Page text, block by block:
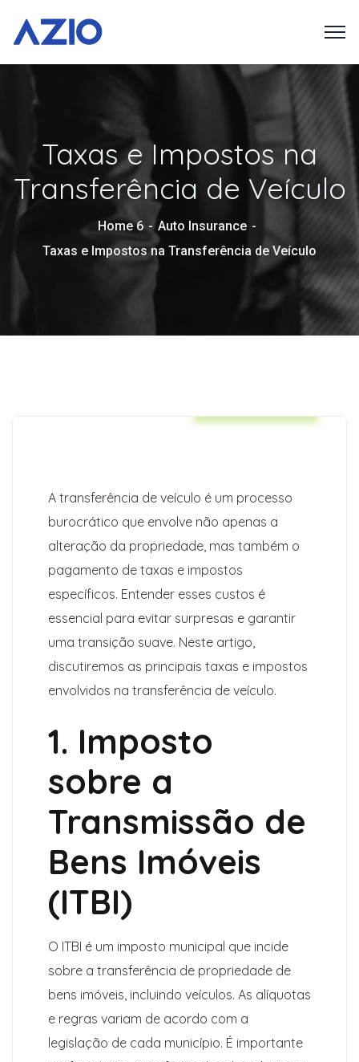
Taxas e Impostos na
Transferência de Veículo
Home 6
Auto Insurance
Taxas e Impostos na Transferência de Veículo
A transferência de veículo é um processo
burocrático que envolve não apenas a
alteração da propriedade, mas também o
pagamento de taxas e impostos
específicos. Entender esses custos é
essencial para evitar surpresas e garantir
uma transição suave. Neste artigo,
discutiremos as principais taxas e impostos
envolvidos na transferência de veículo.
1. Imposto
sobre a
Transmissão de
Bens Imóveis
(ITBI)
O ITBI é um imposto municipal que incide
sobre a transferência de propriedade de
bens imóveis, incluindo veículos. As alíquotas
e regras variam de acordo com a
legislação de cada município. É importante